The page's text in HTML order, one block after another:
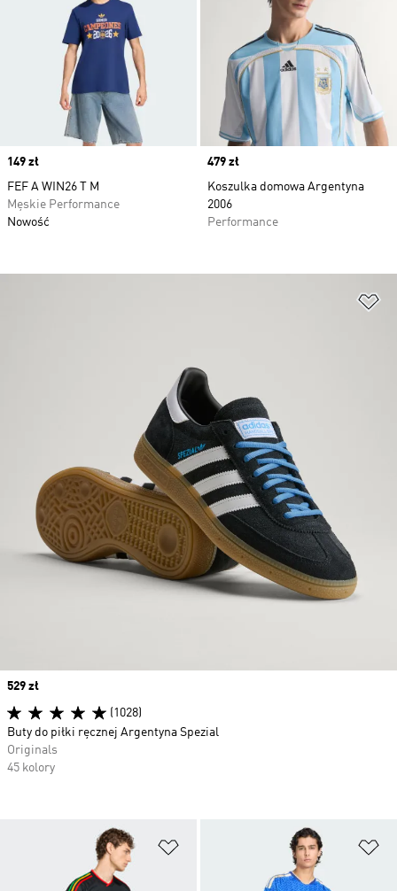
Price
149 zł
FEF A WIN26 T M
Męskie Performance
Nowość
Price
479 zł
Koszulka domowa Argentyna
2006
Performance
Dodaj do listy życzeń
Price
529 zł
(1028)
Buty do piłki ręcznej Argentyna Spezial
Originals
45 kolory